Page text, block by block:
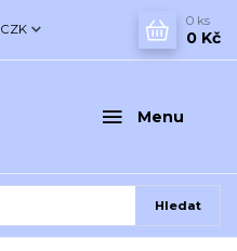
Menu
CZK
Hledat
0 ks
0 Kč